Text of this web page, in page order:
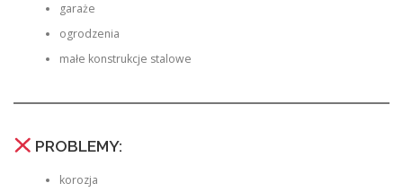
garaże
ogrodzenia
małe konstrukcje stalowe
PROBLEMY:
korozja